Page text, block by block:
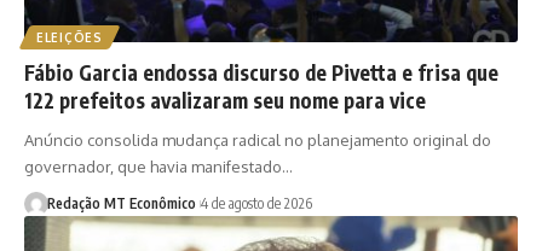
ELEIÇÕES
Fábio Garcia endossa discurso de Pivetta e frisa que
122 prefeitos avalizaram seu nome para vice
Anúncio consolida mudança radical no planejamento original do
governador, que havia manifestado…
Redação MT Econômico 4 de agosto de 2026